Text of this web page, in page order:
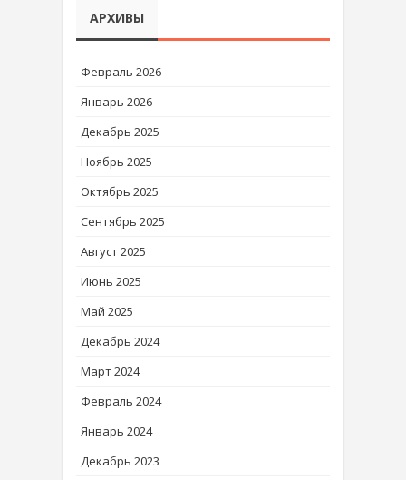
АРХИВЫ
Февраль 2026
Январь 2026
Декабрь 2025
Ноябрь 2025
Октябрь 2025
Сентябрь 2025
Август 2025
Июнь 2025
Май 2025
Декабрь 2024
Март 2024
Февраль 2024
Январь 2024
Декабрь 2023